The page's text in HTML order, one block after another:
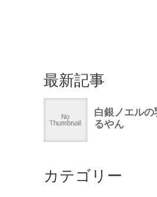
最新記事
カテゴリー